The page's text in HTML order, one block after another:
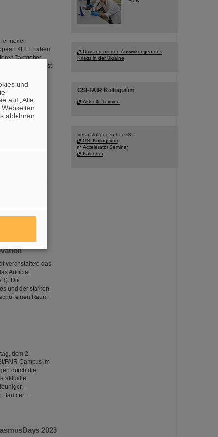
neuen
XFEL haben
Taktgeber
– das ist
zu dem
von über
schwerer
Tumoren
einer
veranstaltete das
Artificial
Die
und der starken
einen Raum
dem 2.
FAIR-Campus im
durch die
aktuelle
-
Bau der…
2023
Umgang mit den Auswirkungen des
Kriegs in der Ukraine
GSI-FAIR Kolloquium
Aktuelle Termine
Veranstaltungen bei GSI:
GSI-Kolloquium
Accelerator Seminar
Kalender
und
auf „Alle
ablehnen